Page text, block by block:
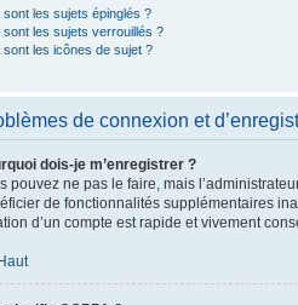
sont les sujets épinglés ?
sont les sujets verrouillés ?
sont les icônes de sujet ?
de connexion et
dois-je m’enregistrer ?
pouvez ne pas le faire, mais
de fonctionnalités supplémentaires
d’un compte est rapide et vivement